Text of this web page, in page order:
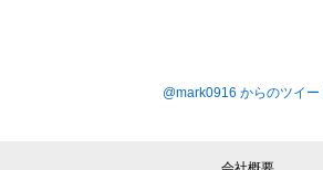
@mark0916 からのツイー